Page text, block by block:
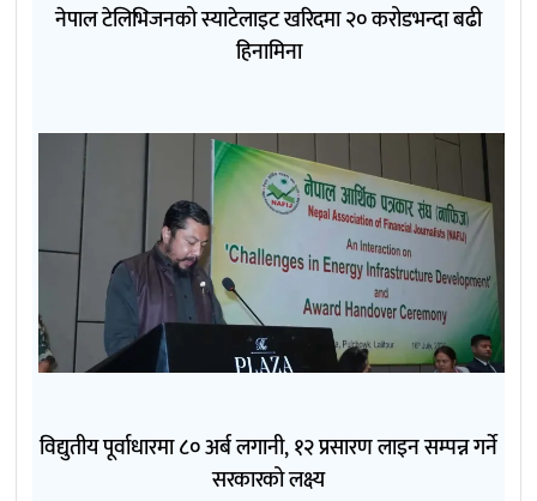
नेपाल टेलिभिजनको स्याटेलाइट खरिदमा २० करोडभन्दा बढी
हिनामिना
विद्युतीय पूर्वाधारमा ८० अर्ब लगानी, १२ प्रसारण लाइन सम्पन्न गर्ने
सरकारको लक्ष्य